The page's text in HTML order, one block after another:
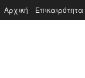
Αρχική Επικαιρότητα